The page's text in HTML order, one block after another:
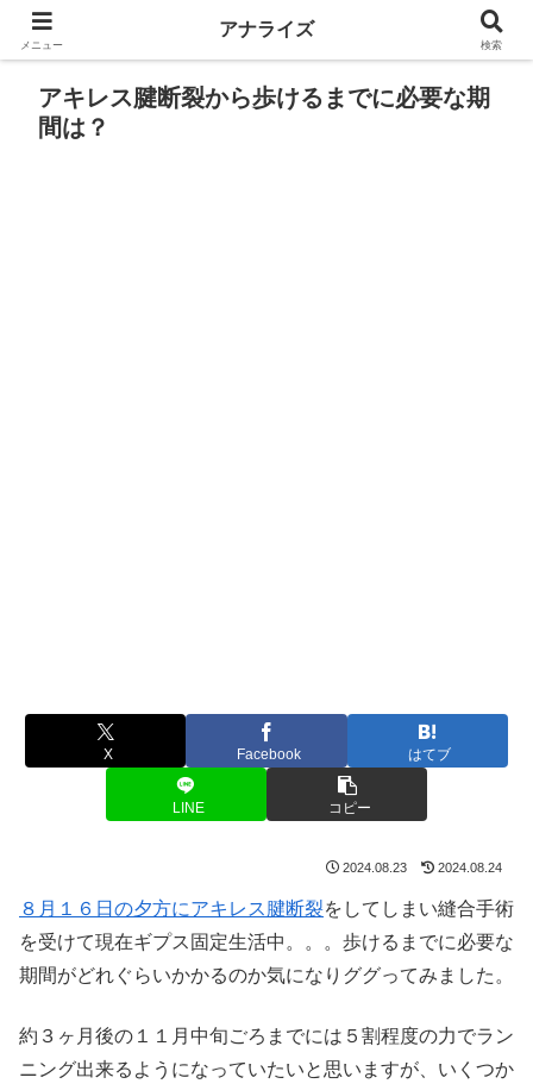
アキレス腱断裂から歩けるまでに必要な期
間は？
X Facebook はてブ
LINE コピー
2024.08.23 2024.08.24
８月１６日の夕方にアキレス腱断裂をしてしまい縫合手術
を受けて現在ギプス固定生活中。。。歩けるまでに必要な
期間がどれぐらいかかるのか気になりググってみました。
約３ヶ月後の１１月中旬ごろまでには５割程度の力でラン
ニング出来るようになっていたいと思いますが、いくつか
メニュー
アナライズ
検索